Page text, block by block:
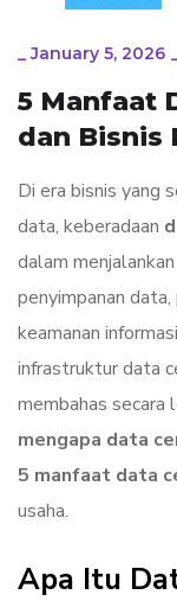
_January 5, 2026
5 Manfaat
dan Bisnis
Di era bisnis yang
data, keberadaan
dalam
penyimpanan
keamanan
infrastruktur data
membahas secara
mengapa data
5 manfaat data
usaha.
Apa Itu